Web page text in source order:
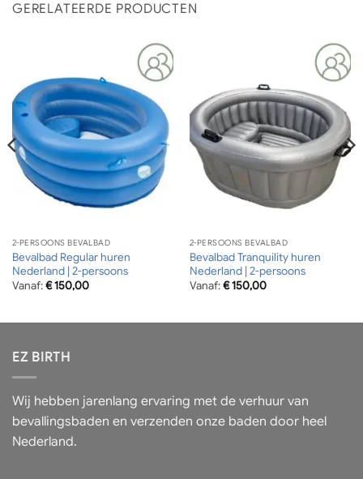
GERELATEERDE PRODUCTEN
2-PERSOONS BEVALBAD
Bevalbad Regular huren
Nederland | 2-persoons
Vanaf:€150,00
2-PERSOONS BEVALBAD
Bevalbad Tranquility huren
Nederland | 2-persoons
Vanaf:€150,00
EZ BIRTH
Wij hebben jarenlang ervaring met de verhuur van
bevallingsbaden en verzenden onze baden door heel
Nederland.